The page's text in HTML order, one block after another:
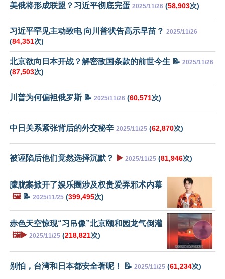
美俄将形成联盟？习近平彻底完蛋 2025/11/26 (58,903次)
习近平罕见主动致电 向川普状告高示早苗？ 2025/11/26
(84,351次)
北京欲向日本开战？解密敌国条款的前世今生 📝 2025/11/26
(87,503次)
川普为何偏袒俄罗斯 📝 2025/11/26 (60,571次)
中日关系紧张背后的外交秘辛 2025/11/25 (62,870次)
被诬陷后他们竟然选择沉默？ ▶️ 2025/11/25 (81,946次)
朦胧案掀开了娱乐圈涉及权贵爱弄邪术内幕
🖼️📝 2025/11/25 (399,495次)
赤色天空惊现“习吊像”北京颐和园龙气倒灌
🖼️▶️ 2025/11/25 (218,821次)
别怕，台湾和日本都安全著呢！ 📝 2025/11/25 (61,234次)